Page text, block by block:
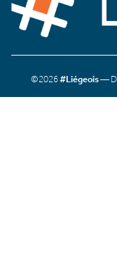
©2026#Liégeois—